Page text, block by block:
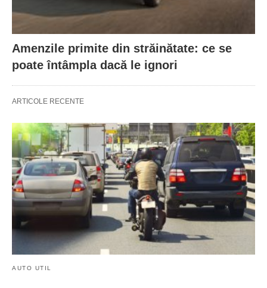
Amenzile primite din străinătate: ce se
poate întâmpla dacă le ignori
ARTICOLE RECENTE
AUTO UTIL